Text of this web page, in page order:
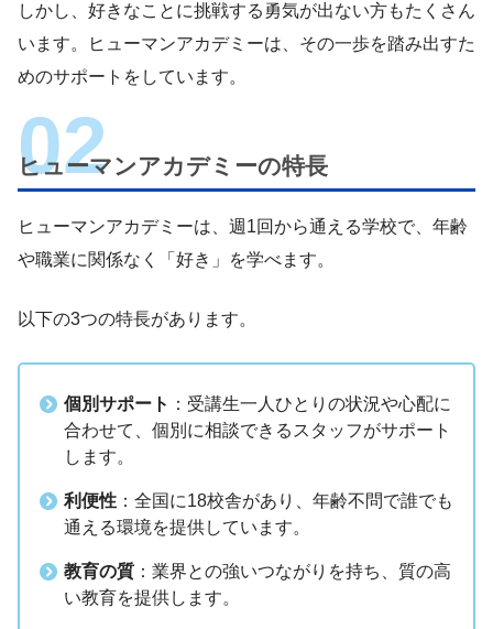
しかし、好きなことに挑戦する勇気が出ない方もたくさん
います。ヒューマンアカデミーは、その一歩を踏み出すた
めのサポートをしています。
ヒューマンアカデミーの特長
ヒューマンアカデミーは、週1回から通える学校で、年齢
や職業に関係なく「好き」を学べます。
以下の3つの特長があります。
個別サポート ：受講生一人ひとりの状況や心配に
合わせて、個別に相談できるスタッフがサポート
します。
利便性 ：全国に18校舎があり、年齢不問で誰でも
通える環境を提供しています。
教育の質 ：業界との強いつながりを持ち、質の高
い教育を提供します。